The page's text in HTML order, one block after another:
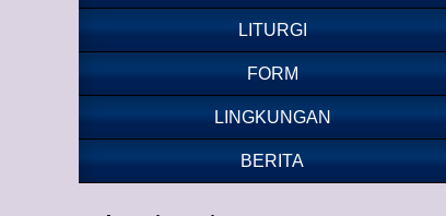
LITURGI
FORM
LINGKUNGAN
BERITA